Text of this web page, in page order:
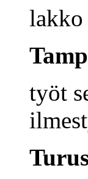
lakko
työt